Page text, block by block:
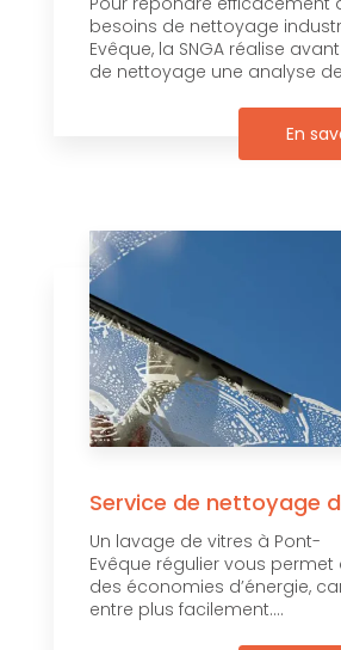
besoins de nettoyage
Evêque, la SNGA réalise
de nettoyage une analyse
En
Service de nettoyage
Un lavage de vitres à Pont-
Evêque régulier vous permet
des économies d’énergie,
entre plus facilement....